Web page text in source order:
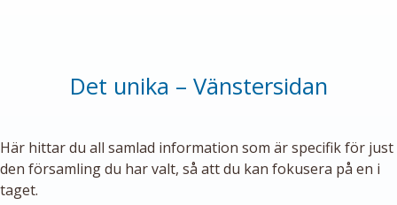
Det unika – Vänstersidan
Här hittar du all samlad information som är specifik för just
den församling du har valt, så att du kan fokusera på en i
taget.